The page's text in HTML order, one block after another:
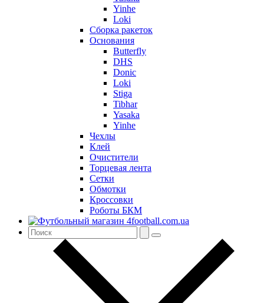
Yinhe
Loki
Сборка ракеток
Основания
Butterfly
DHS
Donic
Loki
Stiga
Tibhar
Yasaka
Yinhe
Чехлы
Клей
Очистители
Торцевая лента
Сетки
Обмотки
Кроссовки
Роботы БКМ